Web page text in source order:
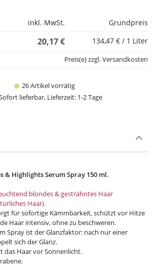
inkl. MwSt.
Grundpreis
20,17 € 134,47 € / 1 Liter
26 Artikel vorrätig
lieferbar, Lieferzeit: 1-2 Tage
Preis(e) zzgl. Versandkosten
& Highlights Serum Spray 150 ml.
blondes & gesträhntes Haar
Haar).
für sofortige Kämmbarkeit, schützt vor Hitze
Haar intensiv, ohne zu beschweren.
Spray ist der Glanzfaktor: nach nur einer
sich der Glanz.
das Haar vor Sonnenlicht.